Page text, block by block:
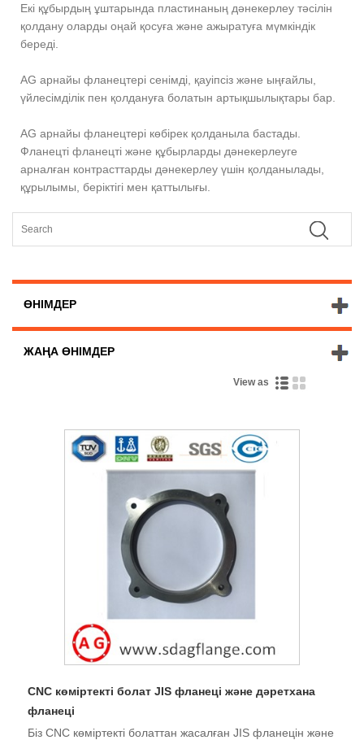
Екі құбырдың ұштарында пластинаның дәнекерлеу тәсілін
қолдану оларды оңай қосуға және ажыратуға мүмкіндік
береді.
AG арнайы фланецтері сенімді, қауіпсіз және ыңғайлы,
үйлесімділік пен қолдануға болатын артықшылықтары бар.
AG арнайы фланецтері көбірек қолданыла бастады.
Фланецті фланецті және құбырларды дәнекерлеуге
арналған контрасттарды дәнекерлеу үшін қолданылады,
құрылымы, беріктігі мен қаттылығы.
ӨНІМДЕР
ЖАҢА ӨНІМДЕР
View as
CNC көміртекті болат JIS фланеці және дәретхана
фланеці
Біз CNC көміртекті болаттан жасалған JIS фланецін және